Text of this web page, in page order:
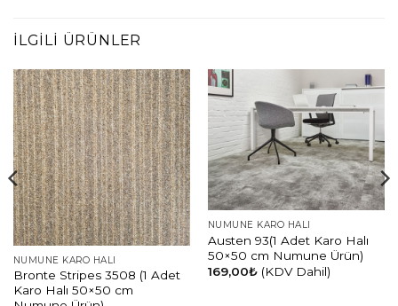
İLGILI ÜRÜNLER
NUMUNE KARO HALI
Bronte Stripes 3508 (1 Adet
Karo Halı 50×50 cm
NUMUNE KARO HALI
Austen 93(1 Adet Karo Halı
50×50 cm Numune Ürün)
169,00₺ (KDV Dahil)